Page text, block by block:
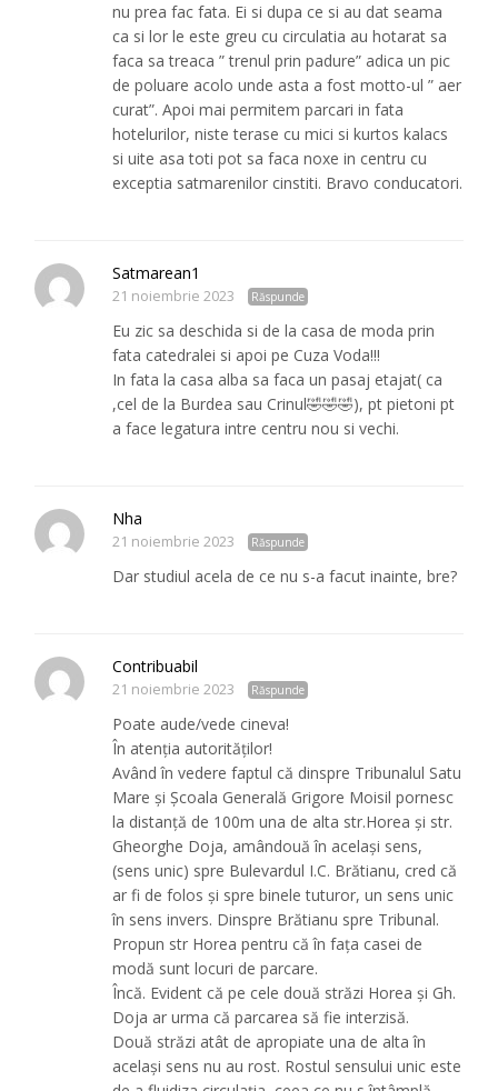
nu prea fac fata. Ei si dupa ce si au dat seama
ca si lor le este greu cu circulatia au hotarat sa
faca sa treaca ” trenul prin padure” adica un pic
de poluare acolo unde asta a fost motto-ul ” aer
curat”. Apoi mai permitem parcari in fata
hotelurilor, niste terase cu mici si kurtos kalacs
si uite asa toti pot sa faca noxe in centru cu
exceptia satmarenilor cinstiti. Bravo conducatori.
Satmarean1
21 noiembrie 2023 Răspunde
Eu zic sa deschida si de la casa de moda prin
fata catedralei si apoi pe Cuza Voda!!!
In fata la casa alba sa faca un pasaj etajat( ca
,cel de la Burdea sau Crinul🤣🤣🤣), pt pietoni pt
a face legatura intre centru nou si vechi.
Nha
21 noiembrie 2023 Răspunde
Dar studiul acela de ce nu s-a facut inainte, bre?
Contribuabil
21 noiembrie 2023 Răspunde
Poate aude/vede cineva!
În atenția autorităților!
Având în vedere faptul că dinspre Tribunalul Satu
Mare și Școala Generală Grigore Moisil pornesc
la distanță de 100m una de alta str.Horea și str.
Gheorghe Doja, amândouă în același sens,
(sens unic) spre Bulevardul I.C. Brătianu, cred că
ar fi de folos și spre binele tuturor, un sens unic
în sens invers. Dinspre Brătianu spre Tribunal.
Propun str Horea pentru că în fața casei de
modă sunt locuri de parcare.
Încă. Evident că pe cele două străzi Horea și Gh.
Doja ar urma că parcarea să fie interzisă.
Două străzi atât de apropiate una de alta în
același sens nu au rost. Rostul sensului unic este